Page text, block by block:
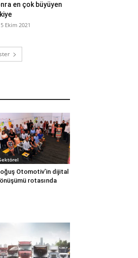
en çok büyüyen
Ekim 2021
Otomotiv’in dijital
rotasında